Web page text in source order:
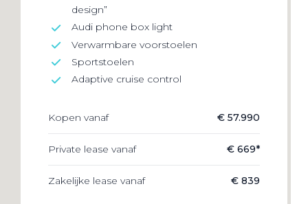
design”
Audi phone box light
Verwarmbare voorstoelen
Sportstoelen
Adaptive cruise control
Kopen vanaf € 57.990
Private lease vanaf € 669*
Zakelijke lease vanaf € 839